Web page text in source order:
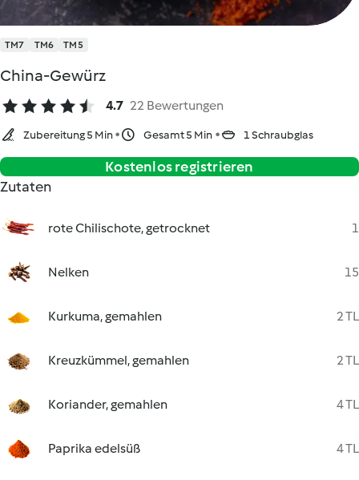
TM7 TM6 TM5
China-Gewürz
4.7 22 Bewertungen
Zubereitung 5 Min Gesamt 5 Min 1 Schraubglas
Kostenlos registrieren
Zutaten
rote Chilischote, getrocknet 1
Nelken 15
Kurkuma, gemahlen 2 TL
Kreuzkümmel, gemahlen 2 TL
Koriander, gemahlen 4 TL
Paprika edelsüß 4 TL